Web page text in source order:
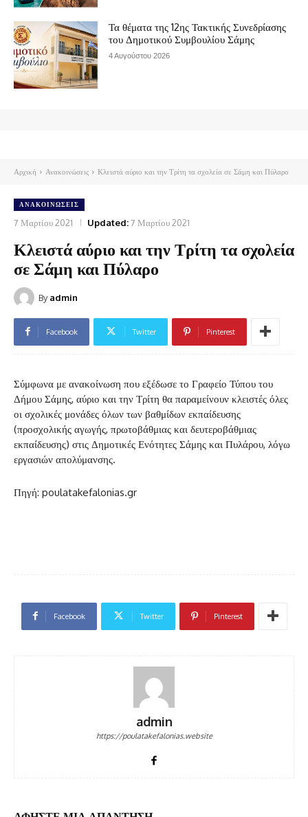
Τα θέματα της 12ης Τακτικής Συνεδρίασης
του Δημοτικού Συμβουλίου Σάμης
4 Αυγούστου 2026